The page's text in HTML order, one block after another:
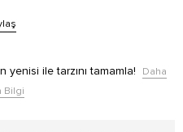
ile tarzını tamamla!
Daha
Bilgi